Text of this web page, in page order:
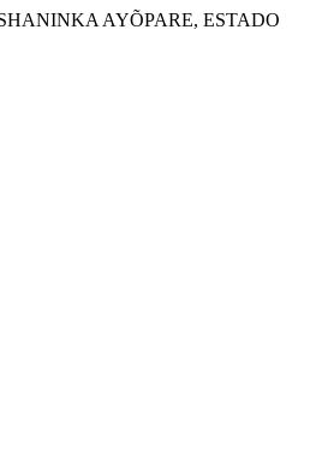
AYÕPARE, ESTADO